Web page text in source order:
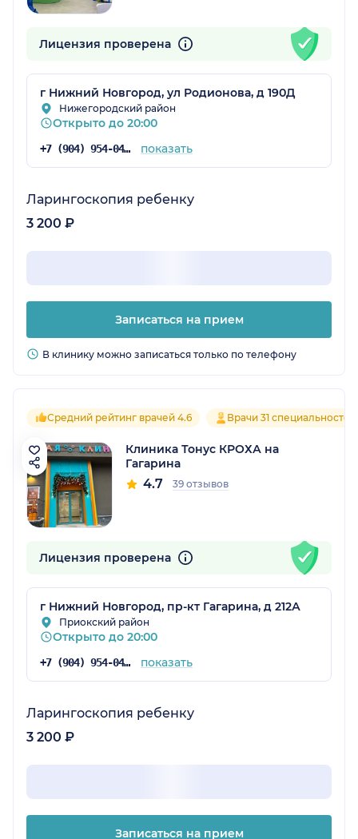
Лицензия проверена
г Нижний Новгород, ул Родионова, д 190Д
Нижегородский район
Открыто до 20:00
+7 (904) 954-04-35 показать
Ларингоскопия ребенку
3 200 ₽
Записаться на прием
В клинику можно записаться только по телефону
Средний рейтинг врачей 4.6 Врачи 31 специальностей
Клиника Тонус КРОХА на
Гагарина
4.7 39 отзывов
Лицензия проверена
г Нижний Новгород, пр-кт Гагарина, д 212А
Приокский район
Открыто до 20:00
+7 (904) 954-04-35 показать
Ларингоскопия ребенку
3 200 ₽
Записаться на прием